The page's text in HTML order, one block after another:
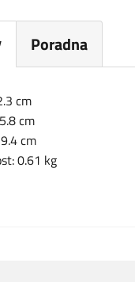
Poradna
cm
cm
cm
0.61 kg